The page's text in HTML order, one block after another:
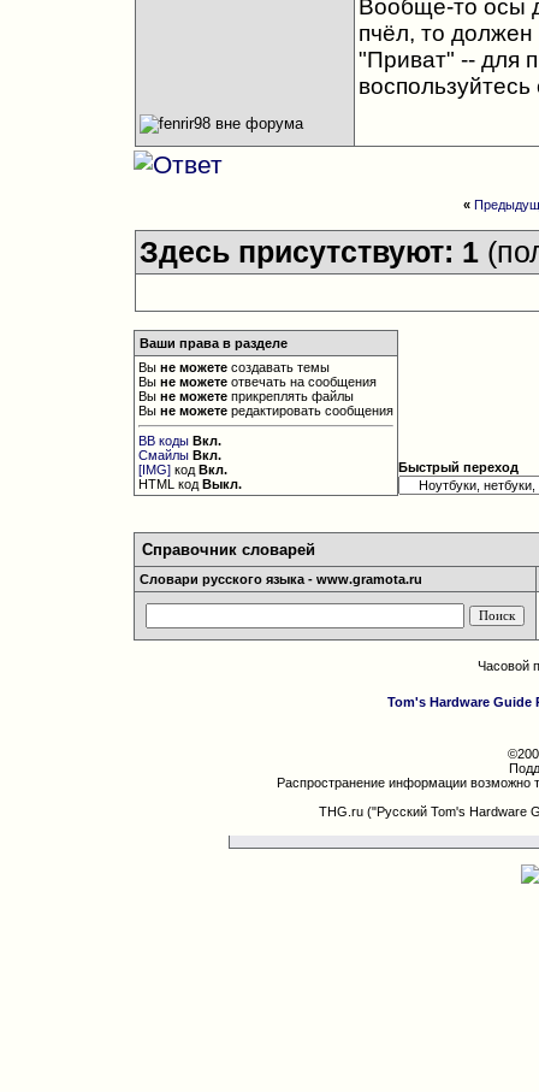
Вообще-то осы
пчёл, то
"Приват" -- для
«
Здесь присутствуют: 1
Ваши права в разделе
Выне можете создавать темы
Выне можете отвечать на сообщения
Выне можете прикреплять файлы
Выне можете редактировать сообщения
BB коды Вкл.
Смайлы Вкл.
[IMG] кодВкл.
HTML кодВыкл.
Быстрый переход
Справочник словарей
Словари русского языка - www.gramota.ru
Часовой
Tom's Hardware Guide
Распространение информации возможно
THG.ru ("Русский Tom's Hardware